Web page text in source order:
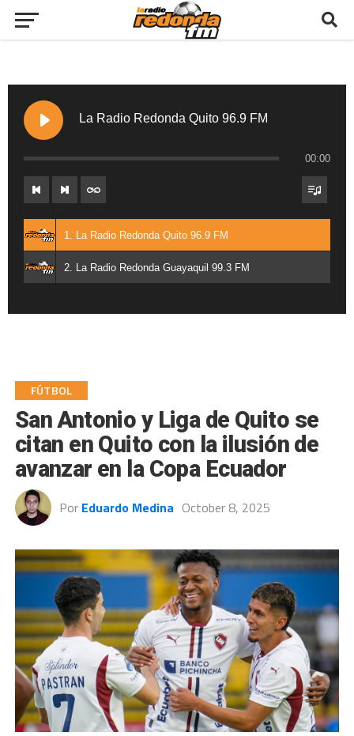
La Radio Redonda Quito 96.9 FM
00:00
1. La Radio Redonda Quito 96.9 FM
2. La Radio Redonda Guayaquil 99.3 FM
FÚTBOL
San Antonio y Liga de Quito se
citan en Quito con la ilusión de
avanzar en la Copa Ecuador
Por Eduardo Medina October 8, 2025